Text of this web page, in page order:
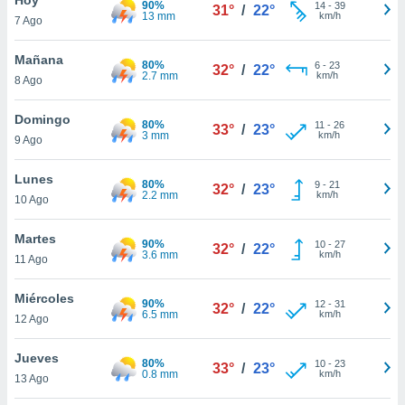
y
en
más
de
7 Ago
90%
13 mm
31° / 22° 14- 39
km/h
Mañana
8 Ago
80%
2.7 mm
32° / 22° 6- 23
km/h
Domingo
9 Ago
80%
3 mm
33° / 23° 11 - 26
km/h
Lunes
10 Ago
80%
2.2 mm
32° / 23° 9- 21
km/h
Martes
11 Ago
90%
3.6 mm
32° / 22° 10- 27
km/h
Miércoles
12 Ago
90%
6.5 mm
32° / 22° 12- 31
km/h
Jueves
13 Ago
80%
0.8 mm
33° / 23° 10- 23
km/h